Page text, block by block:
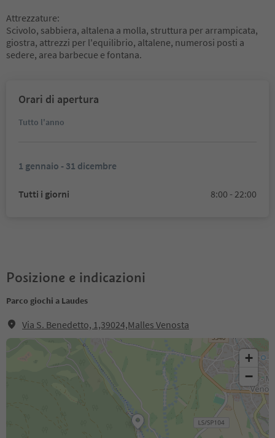
Attrezzature:
Scivolo, sabbiera, altalena a molla, struttura per arrampicata,
giostra, attrezzi per l'equilibrio, altalene, numerosi posti a
sedere, area barbecue e fontana.
Orari di apertura
Tutto l'anno
1 gennaio - 31 dicembre
Tutti i giorni 8:00 - 22:00
Posizione e indicazioni
Parco giochi a Laudes
Via S. Benedetto, 1,39024,Malles Venosta
+
−